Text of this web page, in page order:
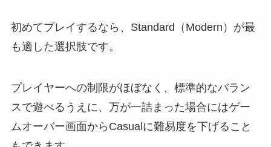
初めてプレイするなら、Standard（Modern）が最
も適した選択肢です。
プレイヤーへの制限がほぼなく、標準的なバラン
スで遊べるうえに、万が一詰まった場合にはゲー
ムオーバー画面からCasualに難易度を下げること